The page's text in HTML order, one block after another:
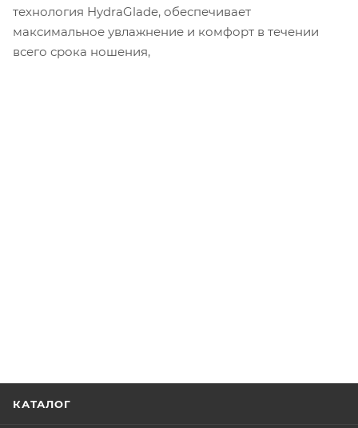
технология HydraGlade, обеспечивает
максимальное увлажнение и комфорт в течении
всего срока ношения,
КАТАЛОГ